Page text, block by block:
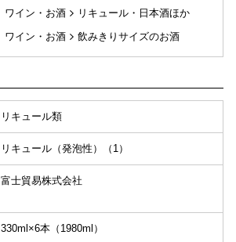
ワイン・お酒
リキュール・日本酒ほか
ワイン・お酒
飲みきりサイズのお酒
リキュール類
リキュール（発泡性）（1）
富士貿易株式会社
330ml×6本（1980ml）